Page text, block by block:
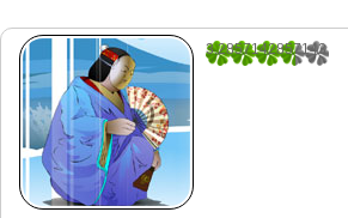
3.2857142857143